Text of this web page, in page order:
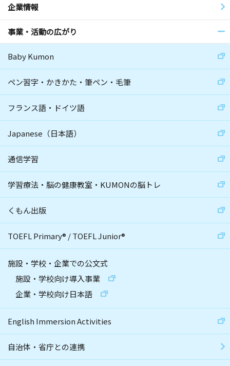
企業情報
事業・活動の広がり
Baby Kumon
ペン習字・かきかた・筆ペン・毛筆
フランス語・ドイツ語
Japanese（日本語）
通信学習
学習療法・脳の健康教室・KUMONの脳トレ
くもん出版
TOEFL Primary® /TOEFL Junior®
施設・学校・企業での公文式
施設・学校向け導入事業
企業・学校向け日本語
English Immersion Activities
自治体・省庁との連携